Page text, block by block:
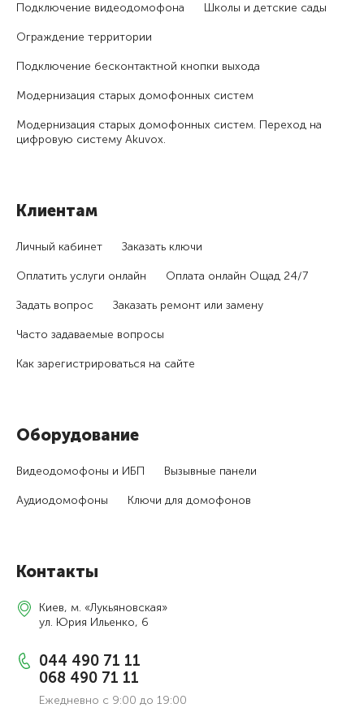
Подключение видеодомофона Школы и детские сады
Ограждение территории
Подключение бесконтактной кнопки выхода
Модернизация старых домофонных систем
Модернизация старых домофонных систем. Переход на
цифровую систему Akuvox.
Клиентам
Личный кабинет Заказать ключи
Оплатить услуги онлайн Оплата онлайн Ощад 24/7
Задать вопрос Заказать ремонт или замену
Часто задаваемые вопросы
Как зарегистри­роваться на сайте
Оборудование
Видеодомофоны и ИБП Вызывные панели
Аудиодомофоны Ключи для домофонов
Контакты
Киев, м. «Лукьяновская»
ул. Юрия Ильенко, 6
044 490 71 11
068 490 71 11
Ежедневно с 9:00 до 19:00